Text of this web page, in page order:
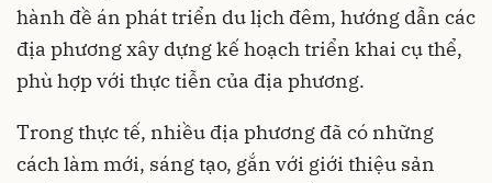
hành đề án phát triển du lịch đêm, hướng dẫn các
địa phương xây dựng kế hoạch triển khai cụ thể,
phù hợp với thực tiễn của địa phương.
Trong thực tế, nhiều địa phương đã có những
cách làm mới, sáng tạo, gắn với giới thiệu sản